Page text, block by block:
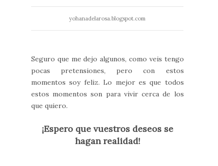
yohanadelarosa.blogspot.com
Seguro que me dejo algunos, como veis tengo
pocas pretensiones, pero con estos
momentos soy feliz. Lo mejor es que todos
estos momentos son para vivir cerca de los
que quiero.
¡Espero que vuestros deseos se
hagan realidad!